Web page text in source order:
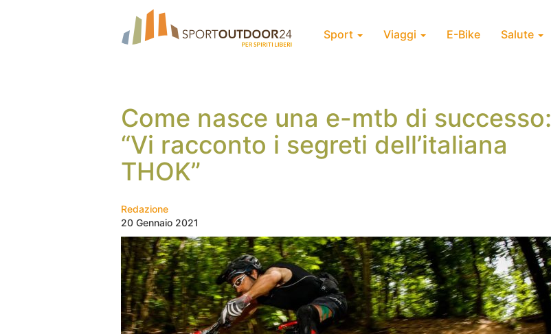
Sport Viaggi E-Bike Salute
Come nasce una e-mtb di successo:
“Vi racconto i segreti dell’italiana
THOK”
Redazione
20 Gennaio 2021